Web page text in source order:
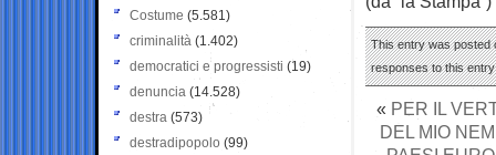
This entry was posted
responses to this
« PER IL
DEL MIO
Costume (5.581)
criminalità (1.402)
democratici e progressisti (19)
denuncia (14.528)
destra (573)
destradipopolo (99)